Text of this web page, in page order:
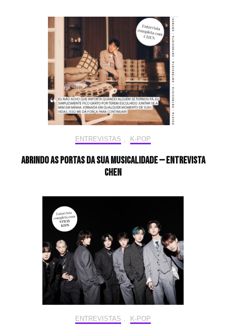
ENTREVISTAS , K-POP
Abrindo as portas da sua musicalidade — Entrevista
CHEN
ENTREVISTAS , K-POP